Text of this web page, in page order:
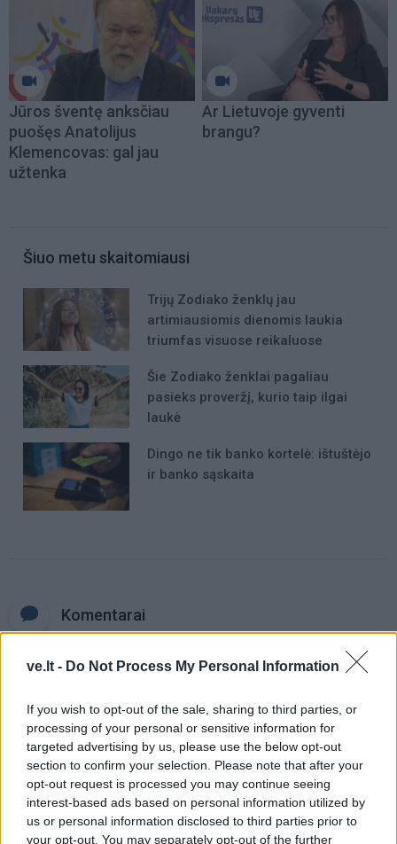
ve.lt - Do Not Process My Personal Information
If you wish to opt-out of the sale, sharing to third parties, or
processing of your personal or sensitive information for
targeted advertising by us, please use the below opt-out
section to confirm your selection. Please note that after your
opt-out request is processed you may continue seeing
interest-based ads based on personal information utilized by
us or personal information disclosed to third parties prior to
your opt-out. You may separately opt-out of the further
Jūros šventę anksčiau
puošęs Anatolijus
Klemencovas: gal jau
užtenka
Ar Lietuvoje gyventi
brangu?
Šiuo metu skaitomiausi
Trijų Zodiako ženklų jau
artimiausiomis dienomis laukia
triumfas visuose reikaluose
Šie Zodiako ženklai pagaliau
pasieks proveržį, kurio taip ilgai
laukė
Dingo ne tik banko kortelė: ištuštėjo
ir banko sąskaita
Komentarai
Jūsų vardas
Komentaras